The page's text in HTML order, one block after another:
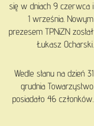
się w dniach 9 czerwca i
1 września. Nowym
prezesem TPNiZN został
Łukasz Ocharski.
Wedle stanu na dzień 31
grudnia Towarzystwo
posiadało 46 członków.